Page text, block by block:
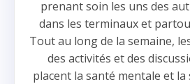
prenant soin les uns des
dans les terminaux et
Tout au long de la semaine,
des activités et des
placent la santé mentale et